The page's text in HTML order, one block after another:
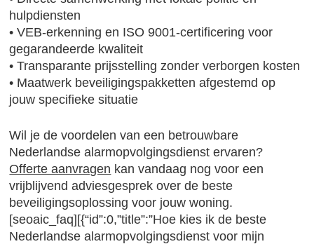
hulpdiensten
• VEB-erkenning en ISO 9001-certificering voor
gegarandeerde kwaliteit
• Transparante prijsstelling zonder verborgen kosten
• Maatwerk beveiligingspakketten afgestemd op
jouw specifieke situatie
Wil je de voordelen van een betrouwbare
Nederlandse alarmopvolgingsdienst ervaren?
Offerte aanvragen kan vandaag nog voor een
vrijblijvend adviesgesprek over de beste
beveiligingsoplossing voor jouw woning.
[seoaic_faq][{“id”:0,”title”:”Hoe kies ik de beste
Nederlandse alarmopvolgingsdienst voor mijn